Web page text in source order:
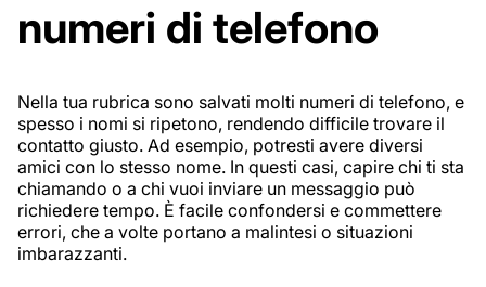
numeri di telefono
Nella tua rubrica sono salvati molti numeri di telefono, e
spesso i nomi si ripetono, rendendo difficile trovare il
contatto giusto. Ad esempio, potresti avere diversi
amici con lo stesso nome. In questi casi, capire chi ti sta
chiamando o a chi vuoi inviare un messaggio può
richiedere tempo. È facile confondersi e commettere
errori, che a volte portano a malintesi o situazioni
imbarazzanti.